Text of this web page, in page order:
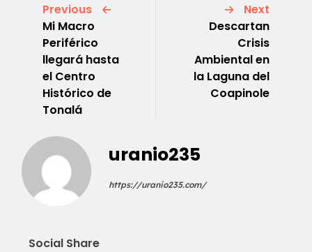
Previous
Mi Macro
Periférico
llegará hasta
el Centro
Histórico de
Tonalá
Next
Descartan
Crisis
Ambiental en
la Laguna del
Coapinole
uranio235
https://uranio235.com/
Social Share